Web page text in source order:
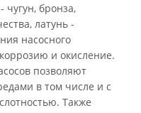
чугун, бронза,
латунь -
насосного
и окисление.
позволяют
в том числе и с
Также